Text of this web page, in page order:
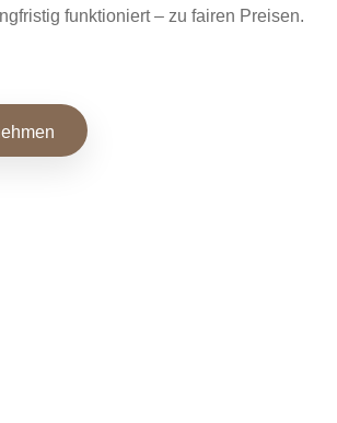
funktioniert – zu fairen Preisen.